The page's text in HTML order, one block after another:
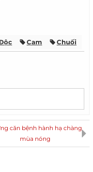
Cam Chuối
căn bệnh hành hạ chàng
mùa nóng